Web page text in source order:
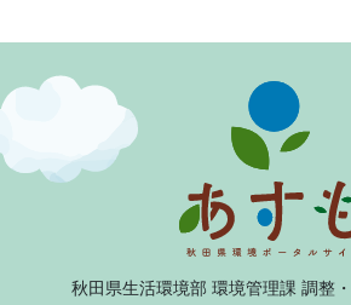
秋田県生活環境部 環境管理課 調整